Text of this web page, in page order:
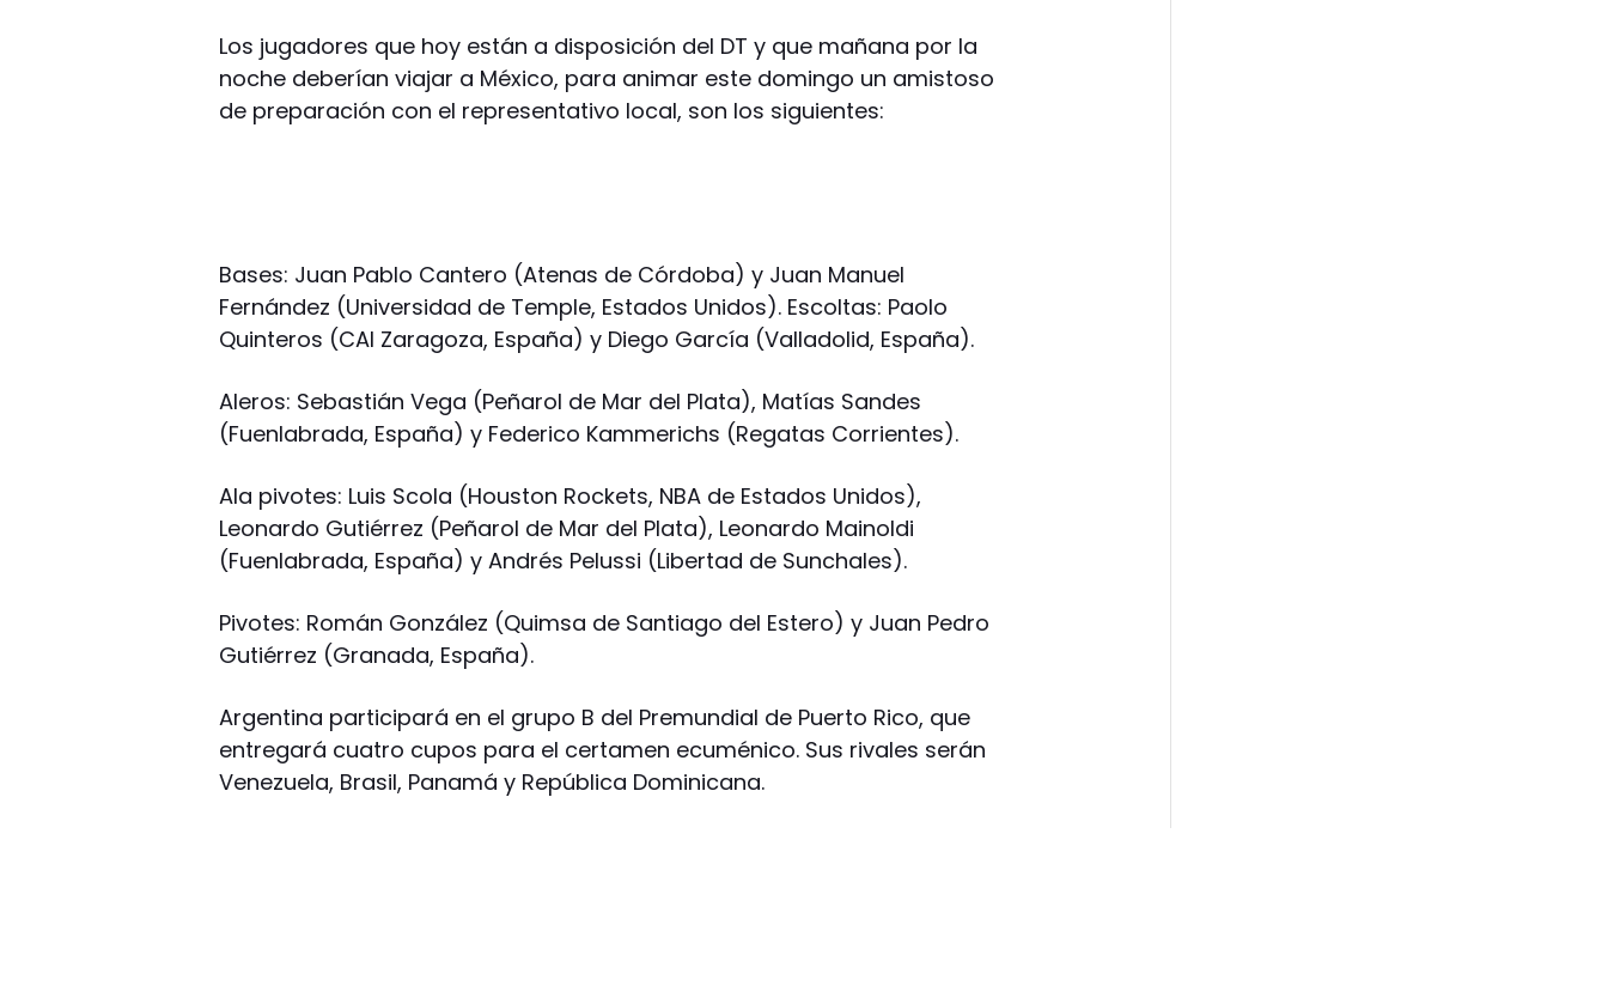
Los jugadores que hoy están a disposición del DT y que mañana por la
noche deberían viajar a México, para animar este domingo un amistoso
de preparación con el representativo local, son los siguientes:
Bases: Juan Pablo Cantero (Atenas de Córdoba) y Juan Manuel
Fernández (Universidad de Temple, Estados Unidos). Escoltas: Paolo
Quinteros (CAI Zaragoza, España) y Diego García (Valladolid, España).
Aleros: Sebastián Vega (Peñarol de Mar del Plata), Matías Sandes
(Fuenlabrada, España) y Federico Kammerichs (Regatas Corrientes).
Ala pivotes: Luis Scola (Houston Rockets, NBA de Estados Unidos),
Leonardo Gutiérrez (Peñarol de Mar del Plata), Leonardo Mainoldi
(Fuenlabrada, España) y Andrés Pelussi (Libertad de Sunchales).
Pivotes: Román González (Quimsa de Santiago del Estero) y Juan Pedro
Gutiérrez (Granada, España).
Argentina participará en el grupo B del Premundial de Puerto Rico, que
entregará cuatro cupos para el certamen ecuménico. Sus rivales serán
Venezuela, Brasil, Panamá y República Dominicana.